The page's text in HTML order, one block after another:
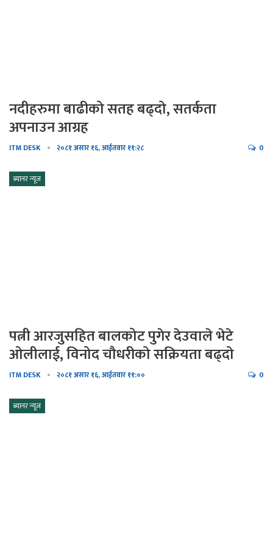
नदीहरुमा बाढीको सतह बढ्दो, सतर्कता
अपनाउन आग्रह
ITM DESK २०८१ असार १६, आईतवार ११:२८ 0
ब्यानर न्यूज
पत्नी आरजुसहित बालकोट पुगेर देउवाले भेटे
ओलीलाई, विनोद चौधरीको सक्रियता बढ्दो
ITM DESK २०८१ असार १६, आईतवार ११:०० 0
ब्यानर न्यूज